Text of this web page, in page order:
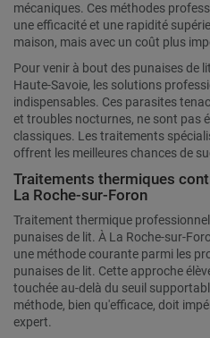
mécaniques. Ces méthodes
une efficacité et une rapidité
maison, mais avec un coût plus
Pour venir à bout des punaises de
Haute-Savoie, les solutions
indispensables. Ces parasites
et troubles nocturnes, ne sont pas
classiques. Les traitements
offrent les meilleures chances de
Traitements thermiques
La Roche-sur-Foron
Traitement thermique
punaises de lit. À La Roche-sur-
une méthode courante parmi les
punaises de lit. Cette approche
touchée au-delà du seuil
méthode, bien qu'efficace, doit
expert.